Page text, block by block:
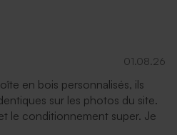
01.08.26
en bois personnalisés, ils
sur les photos du site.
le conditionnement super. Je